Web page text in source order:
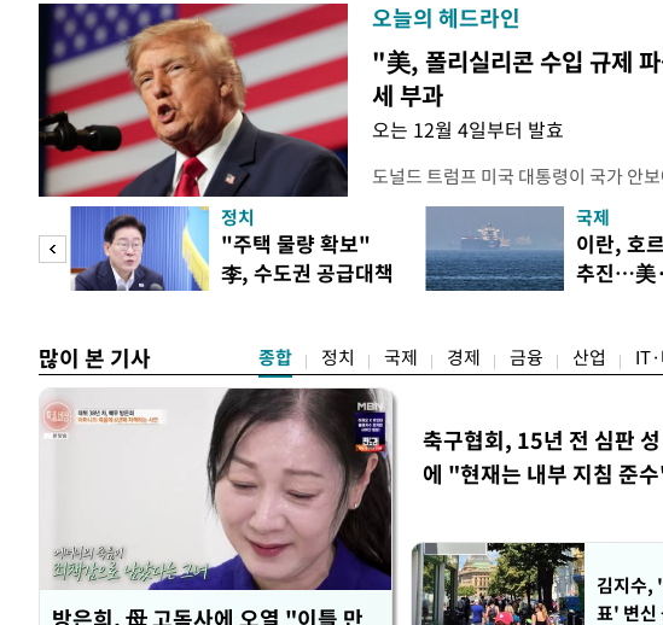
오늘의 헤드라인
"美, 폴리실리콘 수입 규제
세 부과
오는 12월 4일부터 발효
도널드 트럼프 미국 대통령이 국가 안
콘 산업과 공급망을 보호하기 위한 조
대통령은 6일(현지 시간) 폴리실리콘
품 수입에 최저 수입가격제를 적용하
15%의 종가 관세를 부과하는 내용의
러
정치
"주택 물량 확보"
李, 수도권 공급대책
국제
이란, 호
추진…美
많이 본 기사 종합 정치 국제 경제 금융 산업
방은희, 母 고독사에 오열 "이틀 만
축구협회, 15년 전 심판
에 "현재는 내부 지침 준
김지수,
표' 변신